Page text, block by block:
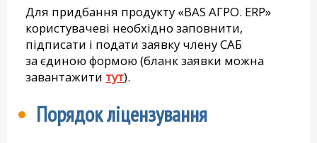
Для придбання продукту «BAS АГРО. ERP»
користувачеві необхідно заповнити,
підписати і подати заявку члену САБ
за єдиною формою (бланк заявки можна
завантажити тут).
Порядок ліцензування